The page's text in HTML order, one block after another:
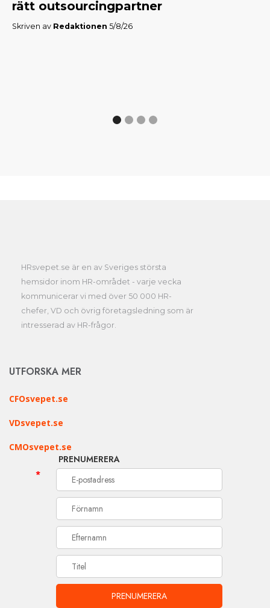
rätt outsourcingpartner
Skriven av Redaktionen 5/8/26
HRsvepet.se är en av Sveriges största
hemsidor inom HR-området - varje vecka
kommunicerar vi med över 50 000 HR-
chefer, VD och övrig företagsledning som är
intresserad av HR-frågor.
UTFORSKA MER
CFOsvepet.se
VDsvepet.se
CMOsvepet.se
PRENUMERERA
*